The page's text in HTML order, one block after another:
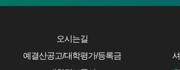
오시는길
예결산공고/대학평가/등록금